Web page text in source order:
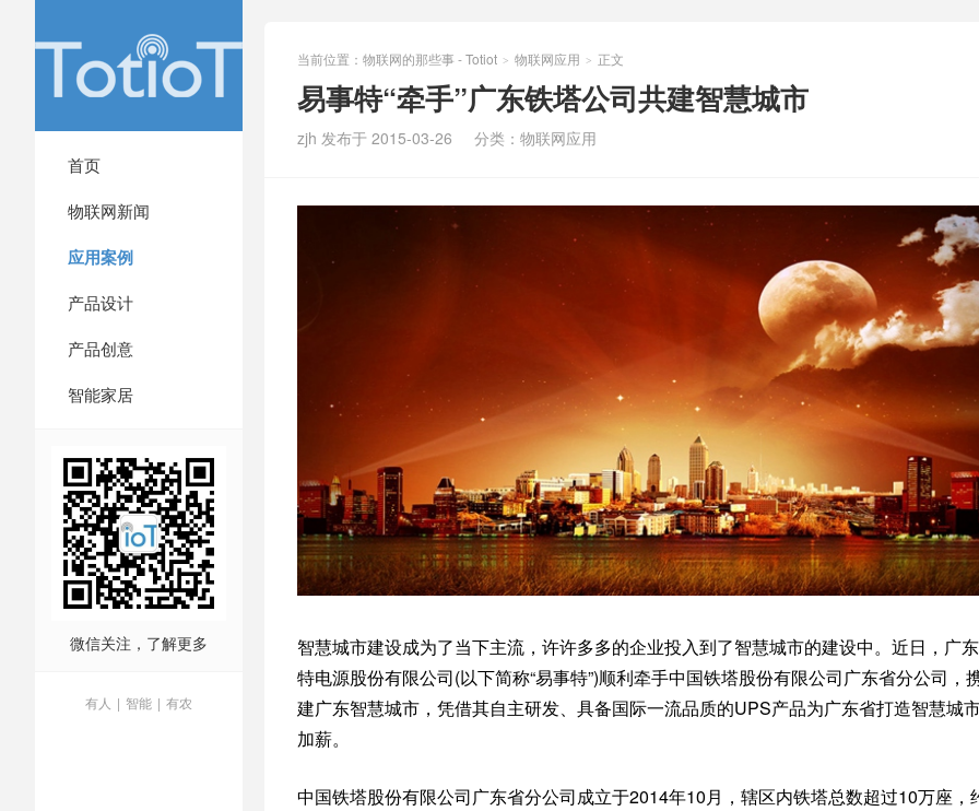
首页
物联网新闻
应用案例
产品设计
产品创意
智能家居
微信关注，了解更多
有人 | 智能 | 有农
当前位置： 物联网的那些事 - Totiot > 物联网应用 > 正文
易事特“牵手”广东铁塔公司共建智慧城市
zjh 发布于 2015-03-26 分类： 物联网应用
智慧城市建设成为了当下主流，许许多多的企业投入到了智慧城市的建设中。近日，广
特电源股份有限公司(以下简称“易事特”)顺利牵手中国铁塔股份有限公司广东省分公司，
建广东智慧城市，凭借其自主研发、具备国际一流品质的UPS产品为广东省打造智慧城
加薪。
中国铁塔股份有限公司广东省分公司成立于2014年10月，辖区内铁塔总数超过10万座，